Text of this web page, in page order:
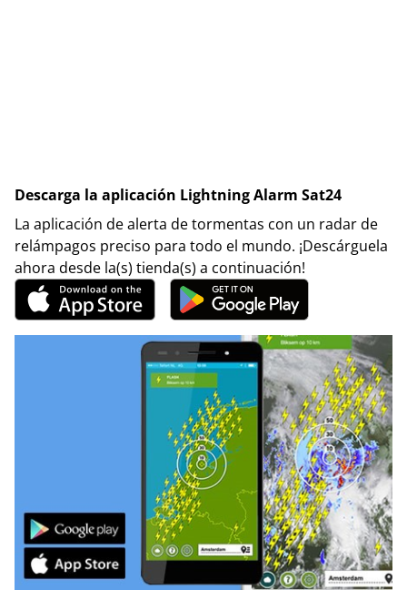
Descarga la aplicación Lightning Alarm Sat24
La aplicación de alerta de tormentas con un radar de
relámpagos preciso para todo el mundo. ¡Descárguela
ahora desde la(s) tienda(s) a continuación!